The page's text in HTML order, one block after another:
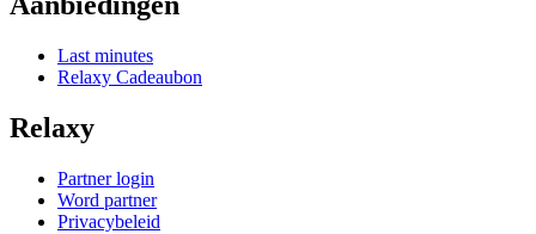
Last minutes
Relaxy Cadeaubon
Relaxy
Partner login
Word partner
Privacybeleid